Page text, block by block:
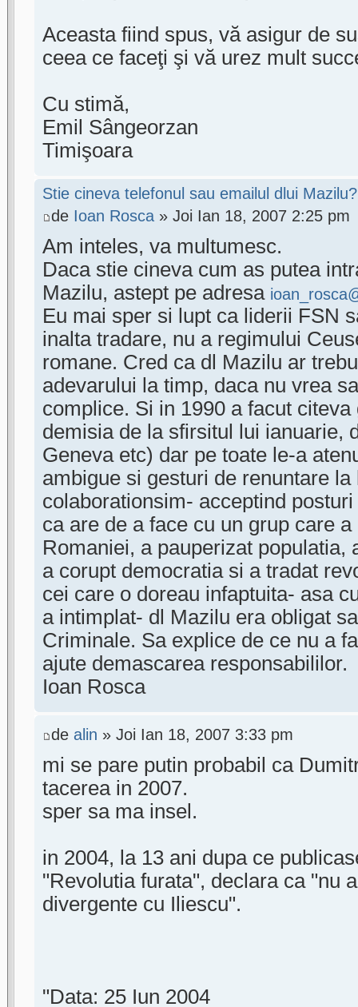
Aceasta fiind spus, vă asigur de
ceea ce faceţi şi vă urez mult
Cu stimă,
Emil Sângeorzan
Timişoara
Stie cineva telefonul sau emailul dlui Mazilu?
de Ioan Rosca » Joi Ian 18, 2007 2:25 pm
Am inteles, va multumesc.
Daca stie cineva cum as putea
Mazilu, astept pe adresa
Eu mai sper si lupt ca liderii FSN
inalta tradare, nu a regimului
romane. Cred ca dl Mazilu ar
adevarului la timp, daca nu vrea
complice. Si in 1990 a facut
demisia de la sfirsitul lui ianuarie,
Geneva etc) dar pe toate le-a
ambigue si gesturi de renuntare
colaborationsim- acceptind
ca are de a face cu un grup care
Romaniei, a pauperizat populatia,
a corupt democratia si a tradat
cei care o doreau infaptuita- asa
a intimplat- dl Mazilu era obligat
Criminale. Sa explice de ce nu a
ajute demascarea responsabililor.
Ioan Rosca
de alin » Joi Ian 18, 2007 3:33 pm
mi se pare putin probabil ca
tacerea in 2007.
sper sa ma insel.
in 2004, la 13 ani dupa ce
"Revolutia furata", declara ca "nu
divergente cu Iliescu".
"Data: 25 Iun 2004